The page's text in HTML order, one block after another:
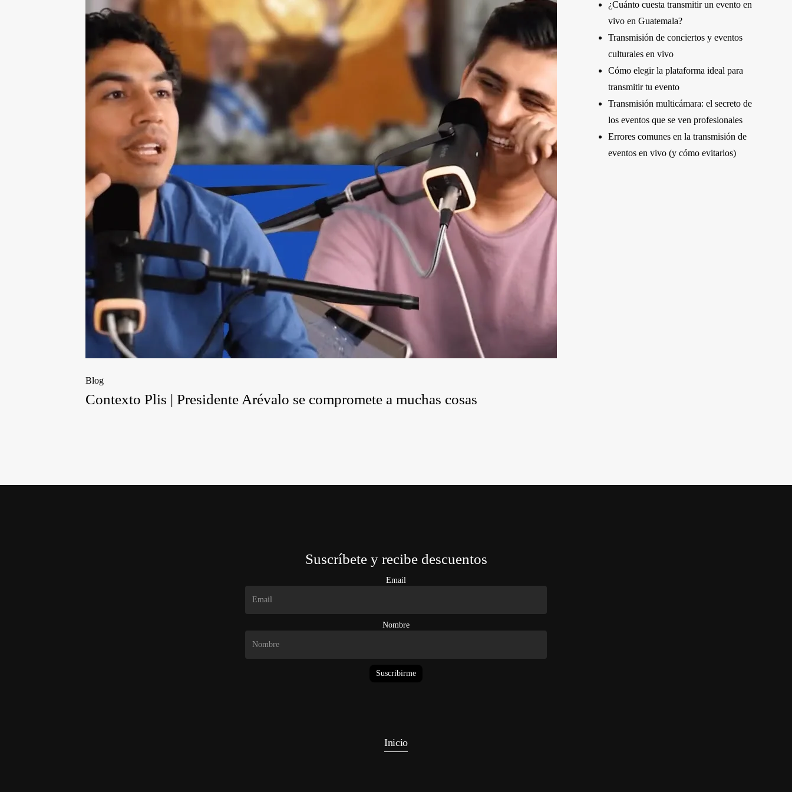
Blog
Contexto Plis | Presidente Arévalo se compromete a muchas cosas
¿Cuánto cuesta transmitir un evento en
vivo en Guatemala?
Transmisión de conciertos y eventos
culturales en vivo
Cómo elegir la plataforma ideal para
transmitir tu evento
Transmisión multicámara: el secreto de
los eventos que se ven profesionales
Errores comunes en la transmisión de
eventos en vivo (y cómo evitarlos)
Suscríbete y recibe descuentos
Email
Nombre
Suscribirme
Inicio